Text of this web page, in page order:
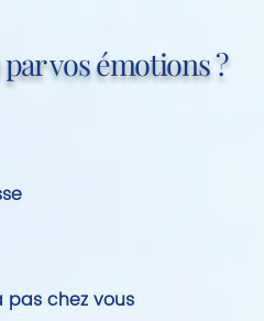
vos émotions ?
pas chez vous